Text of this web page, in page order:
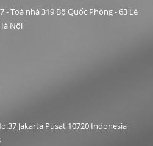
- Toà nhà 319 Bộ Quốc Phòng - 63 Lê
Nội
Jakarta Pusat 10720 Indonesia